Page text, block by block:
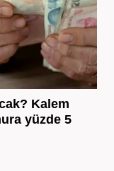
Kalem
yüzde 5